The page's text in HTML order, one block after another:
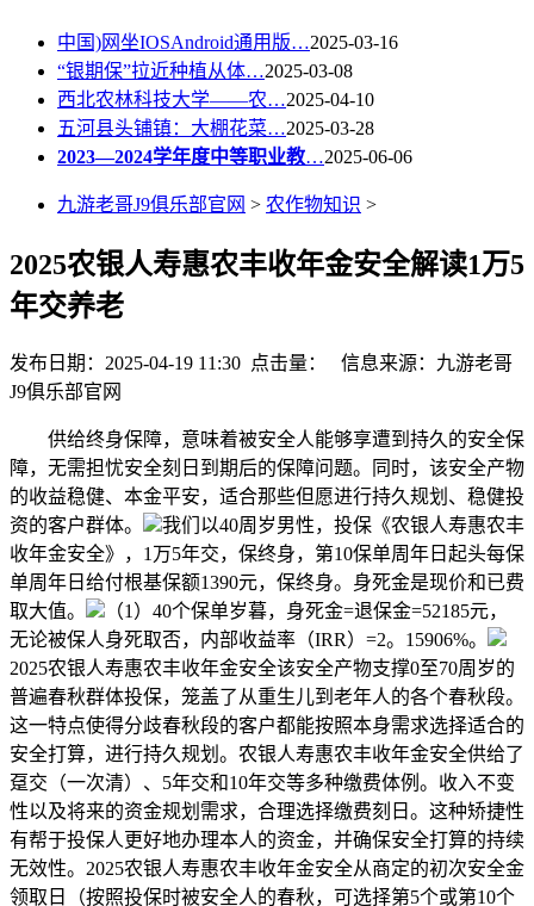
中国)网坐IOSAndroid通用版…2025-03-16
“银期保”拉近种植从体…2025-03-08
西北农林科技大学——农…2025-04-10
五河县头铺镇：大棚花菜…2025-03-28
2023—2024学年度中等职业教…2025-06-06
九游老哥J9俱乐部官网 > 农作物知识 >
2025农银人寿惠农丰收年金安全解读1万5
年交养老
发布日期：2025-04-19 11:30 点击量：
信息来源：九游老哥
J9俱乐部官网
供给终身保障，意味着被安全人能够享遭到持久的安全保
障，无需担忧安全刻日到期后的保障问题。同时，该安全产物
的收益稳健、本金平安，适合那些但愿进行持久规划、稳健投
资的客户群体。
我们以40周岁男性，投保《农银人寿惠农丰
收年金安全》，1万5年交，保终身，第10保单周年日起头每保
单周年日给付根基保额1390元，保终身。身死金是现价和已费
取大值。
（1）40个保单岁暮，身死金=退保金=52185元，
无论被保人身死取否，内部收益率（IRR）=2。15906%。
2025农银人寿惠农丰收年金安全该安全产物支撑0至70周岁的
普遍春秋群体投保，笼盖了从重生儿到老年人的各个春秋段。
这一特点使得分歧春秋段的客户都能按照本身需求选择适合的
安全打算，进行持久规划。农银人寿惠农丰收年金安全供给了
趸交（一次清）、5年交和10年交等多种缴费体例。收入不变
性以及将来的资金规划需求，合理选择缴费刻日。这种矫捷性
有帮于投保人更好地办理本人的资金，并确保安全打算的持续
无效性。2025农银人寿惠农丰收年金安全从商定的初次安全金
领取日（按照投保时被安全人的春秋，可选择第5个或第10个